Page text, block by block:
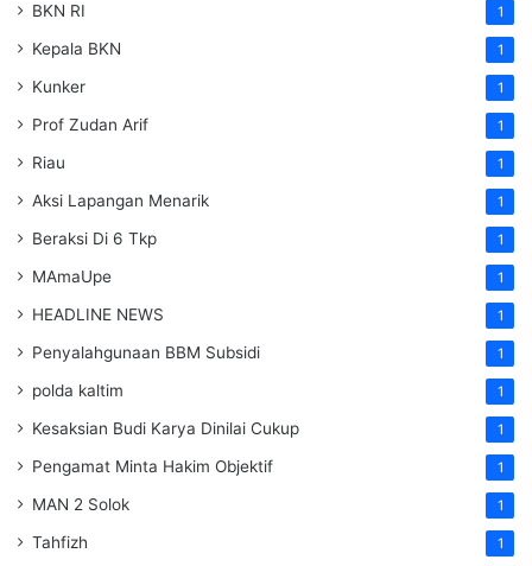
BKN RI 1
Kepala BKN 1
Kunker 1
Prof Zudan Arif 1
Riau 1
Aksi Lapangan Menarik 1
Beraksi Di 6 Tkp 1
MAmaUpe 1
HEADLINE NEWS 1
Penyalahgunaan BBM Subsidi 1
polda kaltim 1
Kesaksian Budi Karya Dinilai Cukup 1
Pengamat Minta Hakim Objektif 1
MAN 2 Solok 1
Tahfizh 1